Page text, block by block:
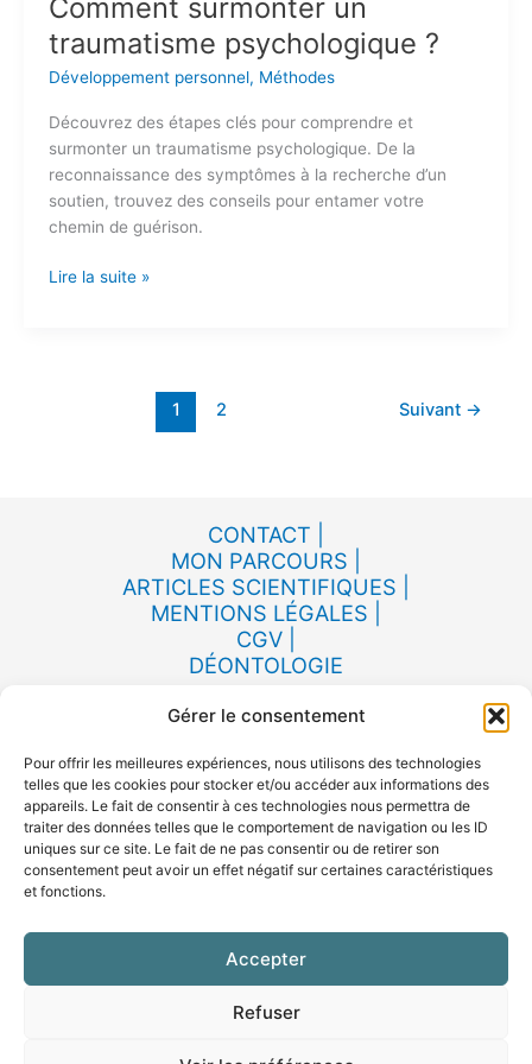
Gérer le consentement
Pour offrir les meilleures expériences, nous utilisons des technologies
telles que les cookies pour stocker et/ou accéder aux informations des
appareils. Le fait de consentir à ces technologies nous permettra de
traiter des données telles que le comportement de navigation ou les ID
uniques sur ce site. Le fait de ne pas consentir ou de retirer son
consentement peut avoir un effet négatif sur certaines caractéristiques
et fonctions.
Accepter
Refuser
Comment surmonter un
traumatisme psychologique ?
Développement personnel, Méthodes
Découvrez des étapes clés pour comprendre et
surmonter un traumatisme psychologique. De la
reconnaissance des symptômes à la recherche d’un
soutien, trouvez des conseils pour entamer votre
chemin de guérison.
Lire la suite »
1 2 Suivant →
CONTACT |
MON PARCOURS |
ARTICLES SCIENTIFIQUES |
MENTIONS LÉGALES |
CGV |
DÉONTOLOGIE
LinkedIn
Instagram
Facebook
Consultation en VISIO et à Montauban à
l'espace santé Montalbanord, 1901 Bd
chantilly 82000 Montauban​.